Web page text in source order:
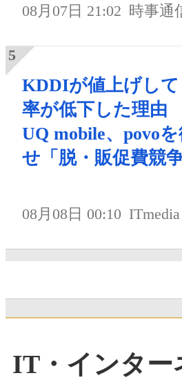
08月07日 21:02 時事通
KDDIが値上げし
率が低下した理由
UQ mobile、povoを
せ「脱・販促費競
08月08日 00:10
IT・インター